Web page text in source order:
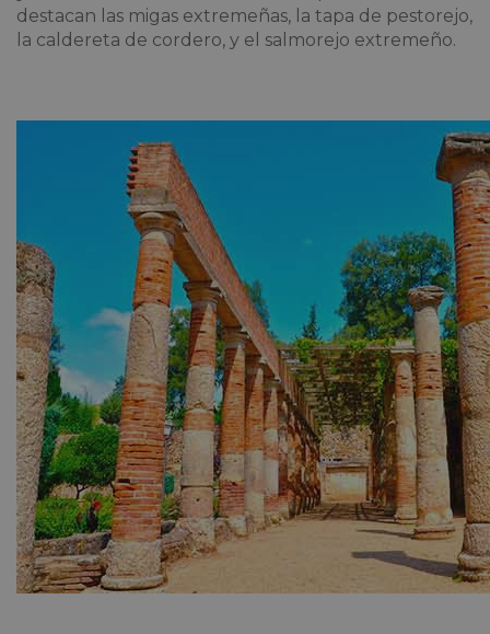
destacan las migas extremeñas, la tapa de pestorejo,
la caldereta de cordero, y el salmorejo extremeño.